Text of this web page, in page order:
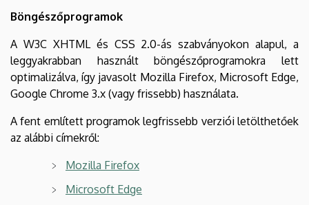
Böngészőprogramok
A W3C XHTML és CSS 2.0-ás szabványokon alapul, a
leggyakrabban használt böngészőprogramokra lett
optimalizálva, így javasolt Mozilla Firefox, Microsoft Edge,
Google Chrome 3.x (vagy frissebb) használata.
A fent említett programok legfrissebb verziói letölthetőek
az alábbi címekről:
Mozilla Firefox
Microsoft Edge